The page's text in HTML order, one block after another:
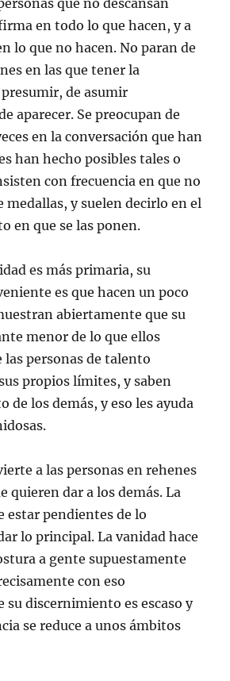
que no descansan
en todo lo que hacen, y a
lo que no hacen. No paran de
en las que tener la
de asumir
aparecer. Se preocupan de
en la conversación que han
han hecho posibles tales o
con frecuencia en que no
medallas, y suelen decirlo en el
en que se las ponen.
es más primaria, su
es que hacen un poco
abiertamente que su
menor de lo que ellos
las personas de talento
propios límites, y saben
de los demás, y eso les ayuda
a las personas en rehenes
quieren dar a los demás. La
estar pendientes de lo
lo principal. La vanidad hace
a gente supuestamente
con eso
su discernimiento es escaso y
se reduce a unos ámbitos